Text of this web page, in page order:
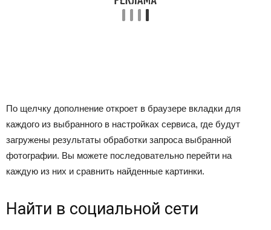
По щелчку дополнение откроет в браузере вкладки для
каждого из выбранного в настройках сервиса, где будут
загружены результаты обработки запроса выбранной
фотографии. Вы можете последовательно перейти на
каждую из них и сравнить найденные картинки.
Найти в социальной сети